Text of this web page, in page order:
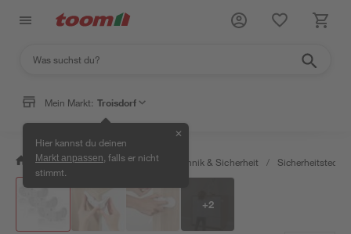
Mein Markt: Troisdorf
Hier kannst du deinen
Markt anpassen , falls er nicht
stimmt.
✕
/ Bauen & Renovieren / Haustechnik & Sicherheit /
+2